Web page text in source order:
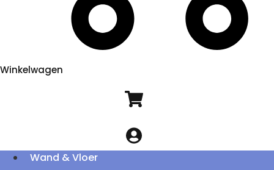
Winkelwagen
Wand & Vloer